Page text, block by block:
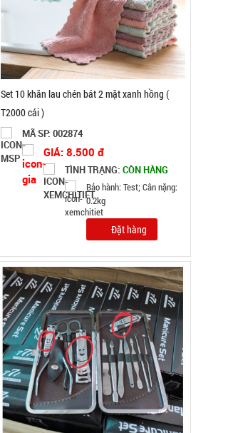
Bộ kềm cắt móng 12 món ( T150 )
MÃ SP: 003000
GIÁ: 26.500 đ
TÌNH TRẠNG:CÒN HÀNG
Bảo hành: Test
Đặt hàng